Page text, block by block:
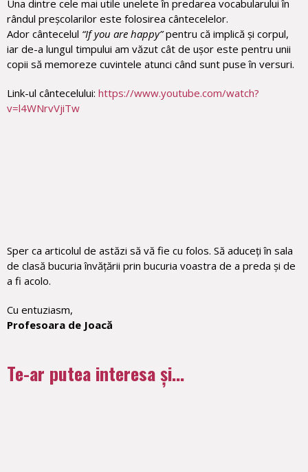
Una dintre cele mai utile unelete în predarea vocabularului în
rândul preșcolarilor este folosirea cântecelelor.
Ador cântecelul “If you are happy”pentru că implică și corpul,
iar de-a lungul timpului am văzut cât de ușor este pentru unii
copii să memoreze cuvintele atunci când sunt puse în versuri.
Link-ul cântecelului: https://www.youtube.com/watch?
v=l4WNrvVjiTw
Sper ca articolul de astăzi să vă fie cu folos. Să aduceți în sala
de clasă bucuria învățării prin bucuria voastra de a preda și de
a fi acolo.
Cu entuziasm,
Profesoara de Joacă
Te-ar putea interesa și...